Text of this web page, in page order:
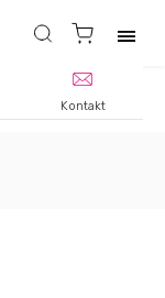
Kontakt